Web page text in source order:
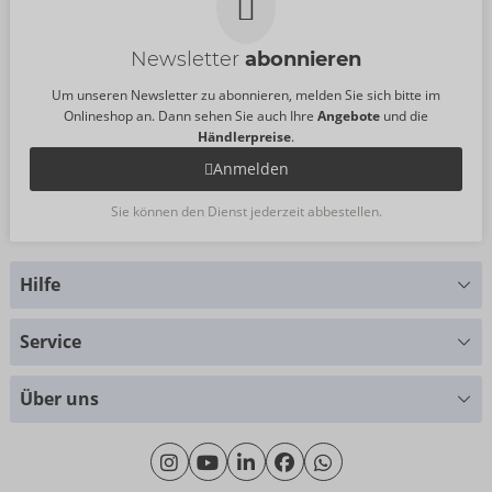
Newsletter abonnieren
Um unseren Newsletter zu abonnieren, melden Sie sich bitte im
Onlineshop an. Dann sehen Sie auch Ihre Angebote und die
Händlerpreise.
Anmelden
Sie können den Dienst jederzeit abbestellen.
Hilfe
Montag - Donnerstag: 09:00 - 16:00 Uhr
Freitag: 09:00 - 15:00 Uhr
Service
Über uns
Wir über uns
Nachhaltigkeit